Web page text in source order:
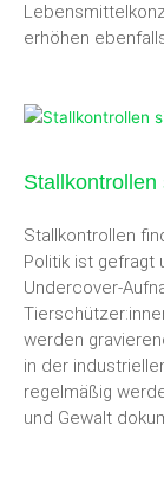
erhöhen
Stallkontrollen
Stallkontrollen
Politik ist gefragt
Undercover-
werden
in der
regelmäßig
und Gewalt